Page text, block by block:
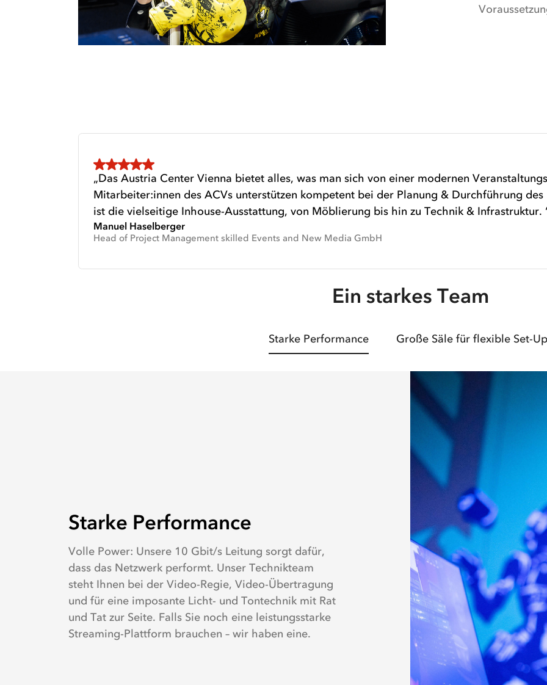
Das Austria Center Vienna bietet alles, was man sich von einer modernen
Mitarbeiter:innen des ACVs unterstützen kompetent bei der Planung & Durchführung
ist die vielseitige Inhouse-Ausstattung, von Möblierung bis hin zu Technik & Infrastruktur.
Manuel Haselberger
Head of Project Management skilled Events and New Media GmbH
Ein starkes Team
Starke Performance Große Säle für flexible Set-
Starke Performance
Volle Power: Unsere 10 Gbit/s Leitung sorgt dafür,
dass das Netzwerk performt. Unser Technikteam
steht Ihnen bei der Video-Regie, Video-Übertragung
und für eine imposante Licht- und Tontechnik mit Rat
und Tat zur Seite. Falls Sie noch eine leistungsstarke
Streaming-Plattform brauchen – wir haben eine.